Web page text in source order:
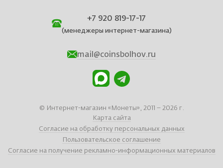
+7 920 819-17-17
(менеджеры интернет-магазина)
mail@coinsbolhov.ru
© Интернет-магазин «Монеты», 2011 – 2026 г.
Карта сайта
Согласие на обработку персональных данных
Пользовательское соглашение
Согласие на получение рекламно-информационных материалов